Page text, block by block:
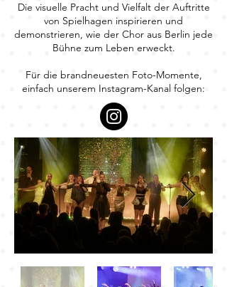
Die visuelle Pracht und Vielfalt der Auftritte
von Spielhagen inspirieren und
demonstrieren, wie der Chor aus Berlin jede
Bühne zum Leben erweckt.
Für die brandneuesten Foto-Momente,
einfach unserem Instagram-Kanal folgen: